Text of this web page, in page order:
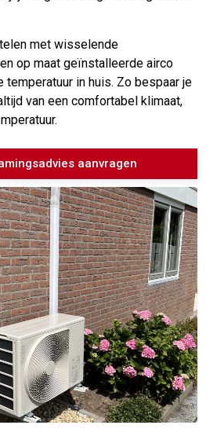
met wisselende
op maat geïnstalleerde airco
temperatuur in huis. Zo bespaar je
van een comfortabel klimaat,
aanvragen